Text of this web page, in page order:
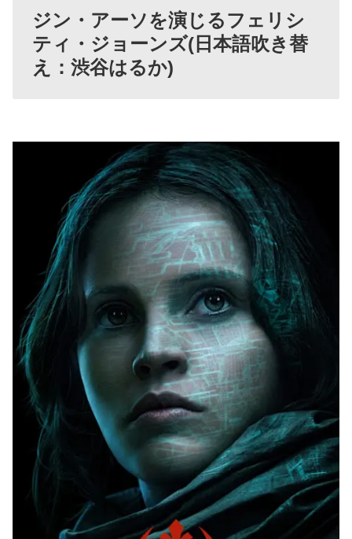
ジン・アーソを演じるフェリシ
ティ・ジョーンズ(日本語吹き替
え：渋谷はるか)